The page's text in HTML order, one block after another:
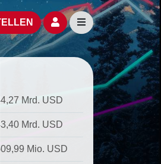
öffnenSeitennavigation
44,27 Mrd. USD
43,40 Mrd. USD
Mio. USD